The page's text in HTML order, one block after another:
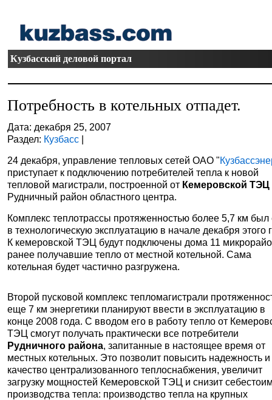
Кузбасский деловой портал
Потребность в котельных отпадет.
Дата: декабря 25, 2007
Раздел: Кузбасс |
24 декабря, управление тепловых сетей ОАО "
приступает к подключению потребителей тепла к новой
тепловой магистрали, построенной от Кемеровской ТЭЦ
Рудничный район областного центра.
Комплекс теплотрассы протяженностью более 5,7 км был
в технологическую эксплуатацию в начале декабря этого
К кемеровской ТЭЦ будут подключены дома 11
ранее получавшие тепло от местной котельной. Сама
котельная будет частично разгружена.
Второй пусковой комплекс тепломагистрали
еще 7 км энергетики планируют ввести в эксплуатацию в
конце 2008 года. С вводом его в работу тепло от
ТЭЦ смогут получать практически все потребители
Рудничного района, запитанные в настоящее время от
местных котельных. Это позволит повысить надежность и
качество централизованного теплоснабжения, увеличит
загрузку мощностей Кемеровской ТЭЦ и снизит
производства тепла: производство тепла на крупных